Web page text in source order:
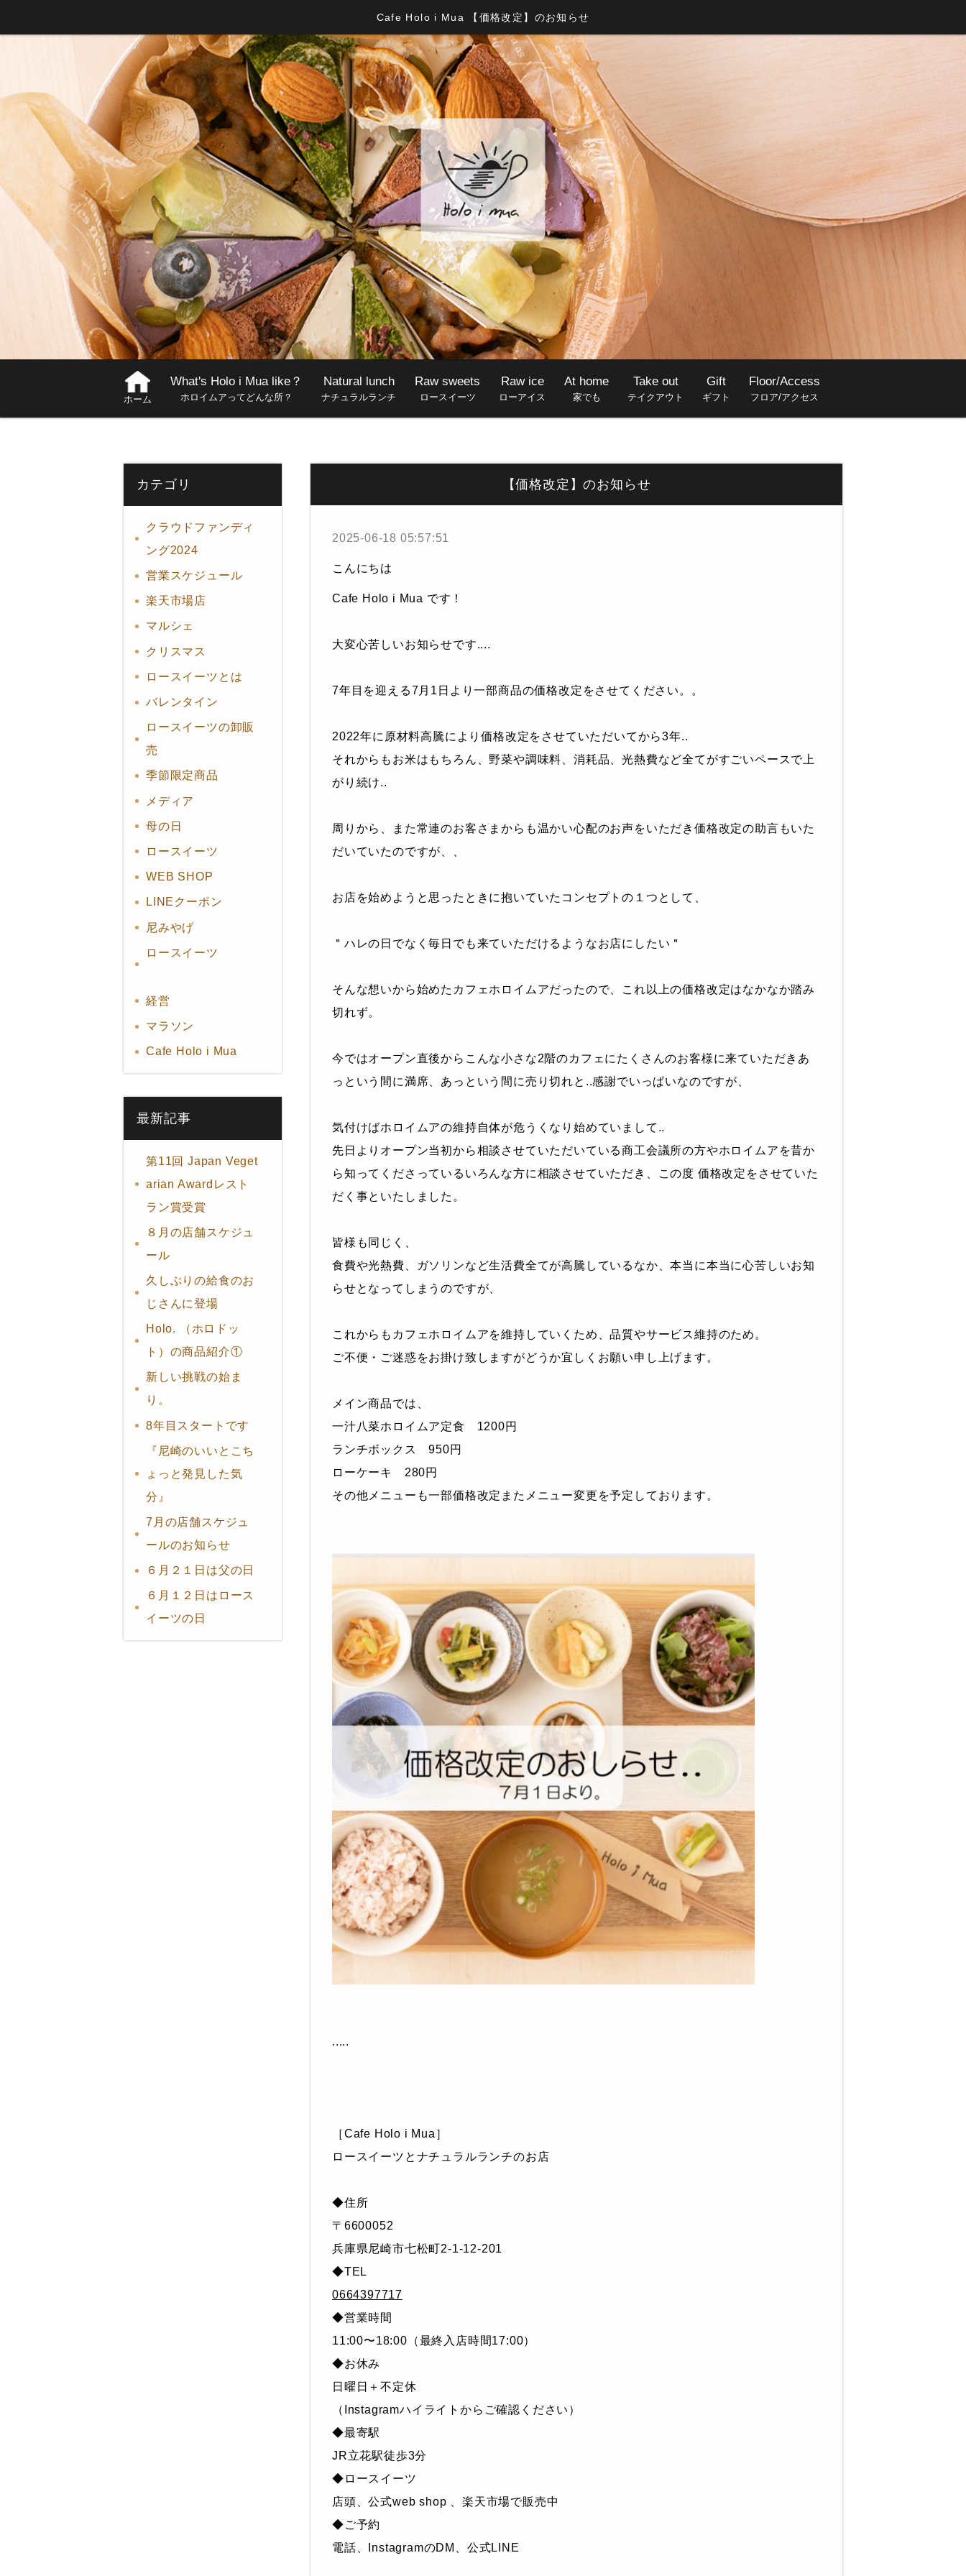
Cafe Holo i Mua 【価格改定】のお知らせ
ホーム
What's Holo i Mua like？
ホロイムアってどんな所？
Natural lunch
ナチュラルランチ
Raw sweets
ロースイーツ
Raw ice
ローアイス
At home
家でも
Take out
テイクアウト
Gift
ギフト
Floor/Access
フロア/アクセス
カテゴリ
クラウドファンディ
ング2024
営業スケジュール
楽天市場店
マルシェ
クリスマス
ロースイーツとは
バレンタイン
ロースイーツの卸販
売
季節限定商品
メディア
母の日
ロースイーツ
WEB SHOP
LINEクーポン
尼みやげ
ロースイーツ
経営
マラソン
Cafe Holo i Mua
最新記事
第11回 Japan Veget
arian Awardレスト
ラン賞受賞
８月の店舗スケジュ
ール
久しぶりの給食のお
じさんに登場
Holo. （ホロドッ
ト）の商品紹介①
新しい挑戦の始ま
り。
8年目スタートです
『尼崎のいいとこち
ょっと発見した気
分』
7月の店舗スケジュ
ールのお知らせ
６月２１日は父の日
６月１２日はロース
イーツの日
【価格改定】のお知らせ
2025-06-18 05:57:51
こんにちは
Cafe Holo i Mua です！
大変心苦しいお知らせです....
7年目を迎える7月1日より一部商品の価格改定をさせてください。。
2022年に原材料高騰により価格改定をさせていただいてから3年..
それからもお米はもちろん、野菜や調味料、消耗品、光熱費など全てがすごいペースで上
がり続け..
周りから、また常連のお客さまからも温かい心配のお声をいただき価格改定の助言もいた
だいていたのですが、、
お店を始めようと思ったときに抱いていたコンセプトの１つとして、
＂ハレの日でなく毎日でも来ていただけるようなお店にしたい＂
そんな想いから始めたカフェホロイムアだったので、これ以上の価格改定はなかなか踏み
切れず。
今ではオープン直後からこんな小さな2階のカフェにたくさんのお客様に来ていただきあ
っという間に満席、あっという間に売り切れと..感謝でいっぱいなのですが、
気付けばホロイムアの維持自体が危うくなり始めていまして..
先日よりオープン当初から相談させていただいている商工会議所の方やホロイムアを昔か
ら知ってくださっているいろんな方に相談させていただき、この度 価格改定をさせていた
だく事といたしました。
皆様も同じく、
食費や光熱費、ガソリンなど生活費全てが高騰しているなか、本当に本当に心苦しいお知
らせとなってしまうのですが、
これからもカフェホロイムアを維持していくため、品質やサービス維持のため。
ご不便・ご迷惑をお掛け致しますがどうか宜しくお願い申し上げます。
メイン商品では、
一汁八菜ホロイムア定食 1200円
ランチボックス 950円
ローケーキ 280円
その他メニューも一部価格改定またメニュー変更を予定しております。
.....
［Cafe Holo i Mua］
ロースイーツとナチュラルランチのお店
◆住所
〒6600052
兵庫県尼崎市七松町2-1-12-201
◆TEL
0664397717
◆営業時間
11:00〜18:00（最終入店時間17:00）
◆お休み
日曜日＋不定休
（Instagramハイライトからご確認ください）
◆最寄駅
JR立花駅徒歩3分
◆ロースイーツ
店頭、公式web shop 、楽天市場で販売中
◆ご予約
電話、InstagramのDM、公式LINE